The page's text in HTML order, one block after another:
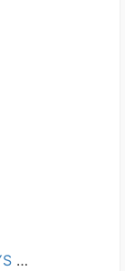
ANSYS nCode疲劳分析培训，ANSYS nCode培训